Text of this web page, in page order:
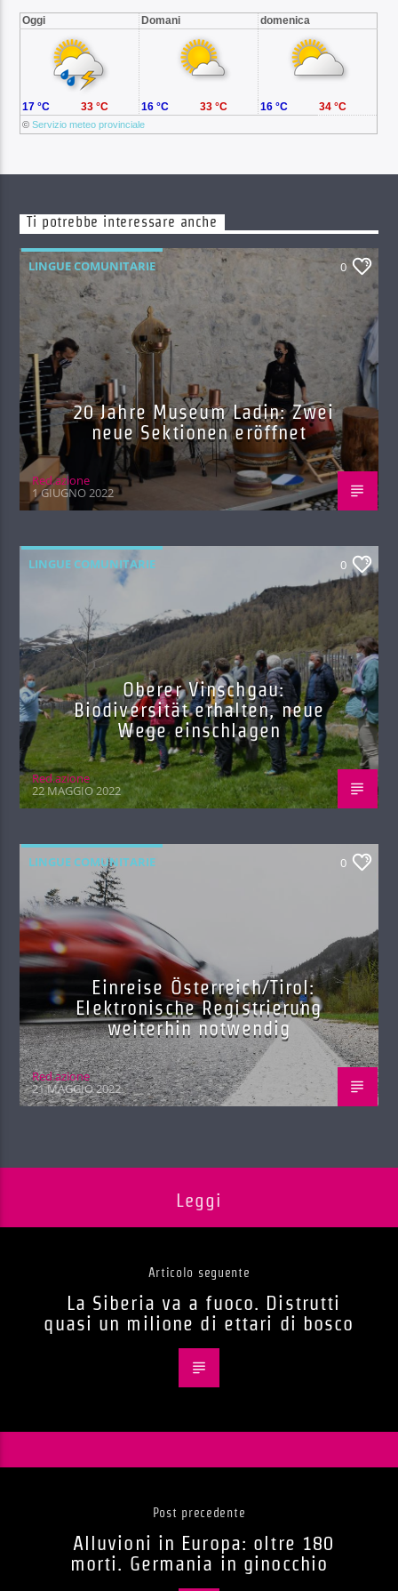
Oggi Domani domenica
©Servizio meteo provinciale
17 °C 33 °C 16 °C 33 °C 16 °C 34 °C
Ti potrebbe interessare anche
LINGUE COMUNITARIE 0
20 Jahre Museum Ladin: Zwei
neue Sektionen eröffnet
Red.azione
1 GIUGNO 2022
LINGUE COMUNITARIE 0
Oberer Vinschgau:
Biodiversität erhalten, neue
Wege einschlagen
Red.azione
22 MAGGIO 2022
LINGUE COMUNITARIE 0
Einreise Österreich/Tirol:
Elektronische Registrierung
weiterhin notwendig
Red.azione
21 MAGGIO 2022
Leggi
Articolo seguente
La Siberia va a fuoco. Distrutti
quasi un milione di ettari di bosco
Post precedente
Alluvioni in Europa: oltre 180
morti. Germania in ginocchio